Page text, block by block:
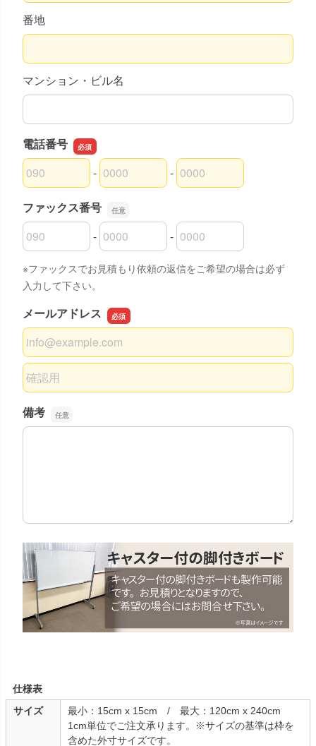
仕様表
サイズ
最小：15cm x 15cm / 最大：120cm x 240cm
1cm単位でご注文承ります。※サイズの基準は枠を
含めた外寸サイズです。